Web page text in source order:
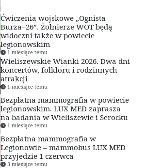
Ćwiczenia wojskowe „Ognista
Burza–26”. Żołnierze WOT będą
widoczni także w powiecie
legionowskim
1 miesiące temu
Wieliszewskie Wianki 2026. Dwa dni
koncertów, folkloru i rodzinnych
atrakcji
1 miesiące temu
Bezpłatna mammografia w powiecie
legionowskim. LUX MED zaprasza
na badania w Wieliszewie i Serocku
1 miesiące temu
Bezpłatna mammografia w
Legionowie – mammobus LUX MED
przyjedzie 1 czerwca
3 miesiące temu